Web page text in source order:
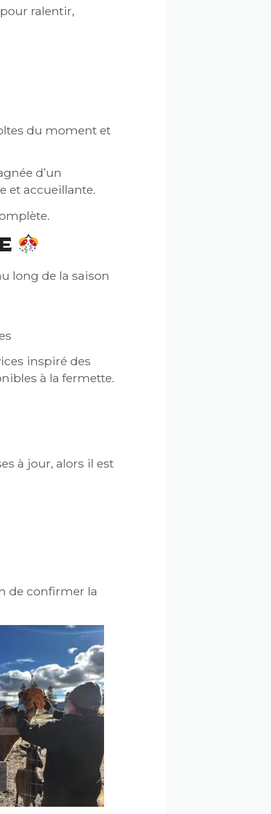
ralentir,
du moment et
d’un
et accueillante.
long de la saison
inspiré des
à la fermette.
à jour, alors il est
de confirmer la